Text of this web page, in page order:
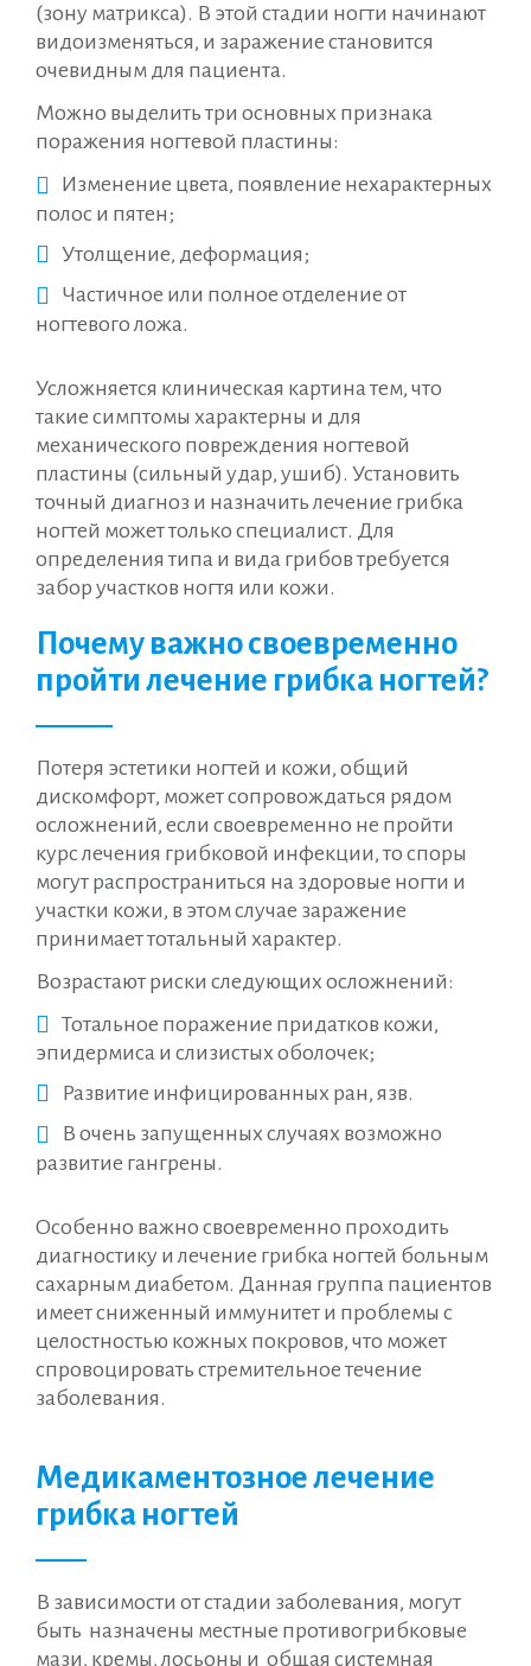
(зону матрикса). В этой стадии ногти начинают
видоизменяться, и заражение становится
очевидным для пациента.
Можно выделить три основных признака
поражения ногтевой пластины:
Изменение цвета, появление нехарактерных
полос и пятен;
Утолщение, деформация;
Частичное или полное отделение от
ногтевого ложа.
Усложняется клиническая картина тем, что
такие симптомы характерны и для
механического повреждения ногтевой
пластины (сильный удар, ушиб). Установить
точный диагноз и назначить лечение грибка
ногтей может только специалист. Для
определения типа и вида грибов требуется
забор участков ногтя или кожи.
Почему важно своевременно
пройти лечение грибка ногтей?
Потеря эстетики ногтей и кожи, общий
дискомфорт, может сопровождаться рядом
осложнений, если своевременно не пройти
курс лечения грибковой инфекции, то споры
могут распространиться на здоровые ногти и
участки кожи, в этом случае заражение
принимает тотальный характер.
Возрастают риски следующих осложнений:
Тотальное поражение придатков кожи,
эпидермиса и слизистых оболочек;
Развитие инфицированных ран, язв.
В очень запущенных случаях возможно
развитие гангрены.
Особенно важно своевременно проходить
диагностику и лечение грибка ногтей больным
сахарным диабетом. Данная группа пациентов
имеет сниженный иммунитет и проблемы с
целостностью кожных покровов, что может
спровоцировать стремительное течение
заболевания.
Медикаментозное лечение
грибка ногтей
В зависимости от стадии заболевания, могут
быть назначены местные противогрибковые
мази, кремы, лосьоны и общая системная